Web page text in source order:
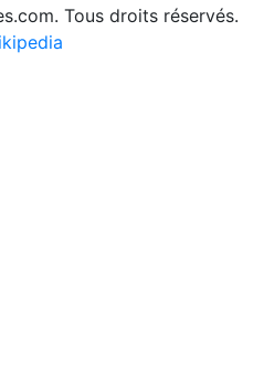
Tous droits réservés.